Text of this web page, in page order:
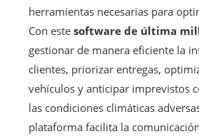
herramientas necesarias para
Con este software de última
gestionar de manera eficiente la
clientes, priorizar entregas,
vehículos y anticipar imprevistos
las condiciones climáticas
plataforma facilita la